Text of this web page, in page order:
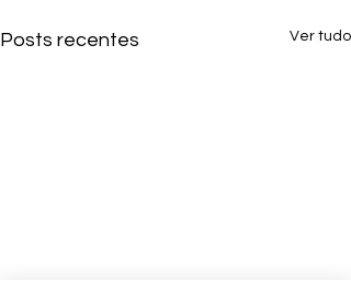
Posts recentes Ver tudo